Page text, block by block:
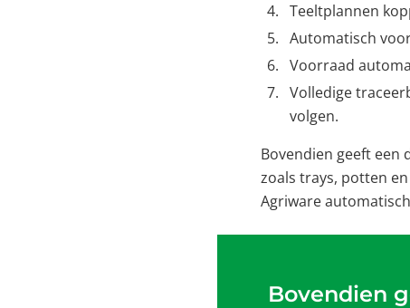
Teeltplannen
Automatisch
Voorraad
Volledige
volgen.
Bovendien geeft
zoals trays, potten
Agriware
Bovendien